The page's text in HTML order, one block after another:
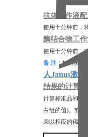
抗体工作液
使用十分钟前，
酶结合物工
使用十分钟前，
备 注：如待测样
人Janus激
结果的计算
计算标准品和样
白组的值)。或
乘以相应的稀释